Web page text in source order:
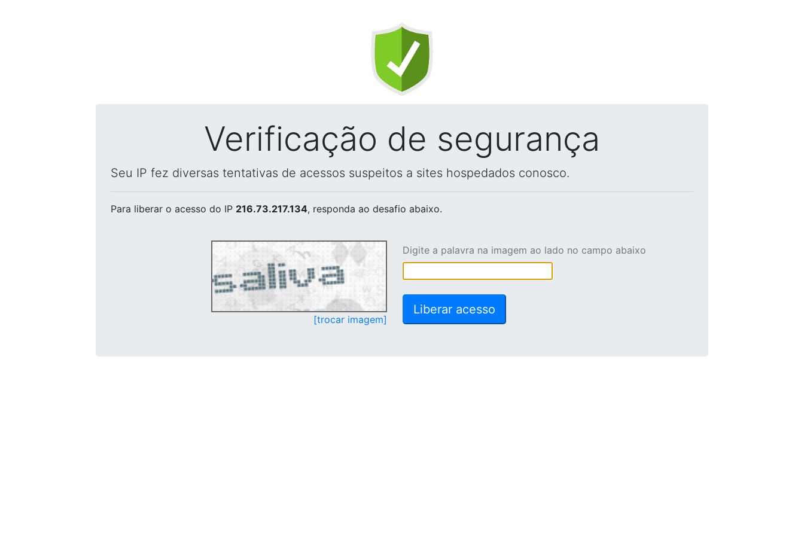
Verificação de segurança
Seu IP fez diversas tentativas de acessos suspeitos a sites hospedados conosco.
Para liberar o acesso do IP 216.73.217.134, responda ao desafio abaixo.
[trocar imagem]
Digite a palavra na imagem ao lado no campo abaixo